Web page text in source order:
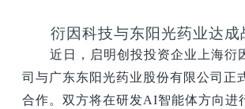
衍因科技与东阳光药业达成
近日，启明创投投资企业上海衍
司与广东东阳光药业股份有限公司正
合作。双方将在研发AI智能体方向进